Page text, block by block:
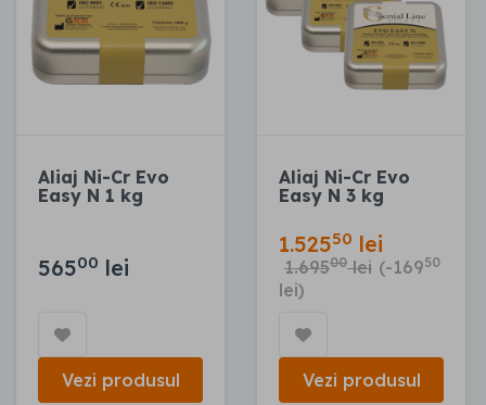
Aliaj Ni-Cr Evo
Easy N 1 kg
56500 lei
Vezi produsul
Aliaj Ni-Cr Evo
Easy N 3 kg
1.52550 lei
1.69500lei (-16950
lei)
Vezi produsul